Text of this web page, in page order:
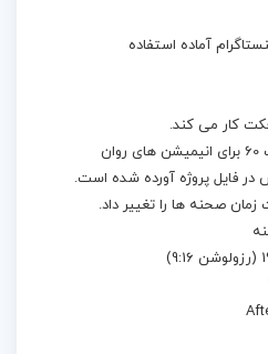
کار می کند.
در فایل پروژه آورده شده است.
صحنه ها را تغییر داد.